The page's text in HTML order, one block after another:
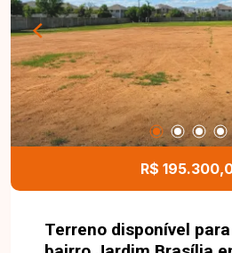
Nossa equipe está pronta
informações e auxiliar você
investimento.
R$
Terreno disponível